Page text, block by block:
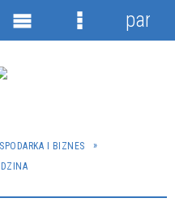
I BIZNES
Menu
Menu
panel